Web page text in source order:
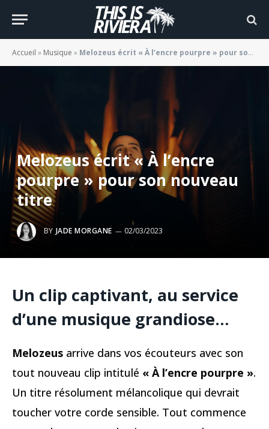
Accueil » Musique » Melozeus écrit « À l’encre pourpre » pour son nouveau titre
Melozeus écrit « À l’encre
pourpre » pour son nouveau
titre
BY JADE MORGANE 02/03/2023
Un clip captivant, au service
d’une musique grandiose…
Melozeus arrive dans vos écouteurs avec son
tout nouveau clip intitulé « À l’encre pourpre ».
Un titre résolument mélancolique qui devrait
toucher votre corde sensible. Tout commence